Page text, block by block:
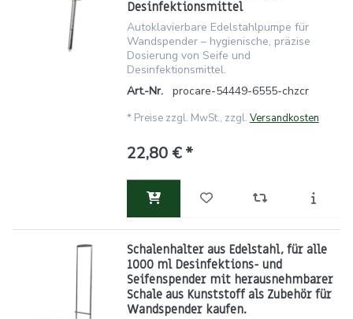
Desinfektionsmittel
Autoklavierbare Edelstahlpumpe für
Wandspender – hygienische, präzise
Dosierung von Seife und
Desinfektionsmittel.
Art.-Nr.
procare-54449-6555-chzcr
* Preise zzgl. MwSt., zzgl. Versandkosten
22,80 € *
Schalenhalter aus Edelstahl, für alle
1000 ml Desinfektions- und
Seifenspender mit herausnehmbarer
Schale aus Kunststoff als Zubehör für
Wandspender kaufen.